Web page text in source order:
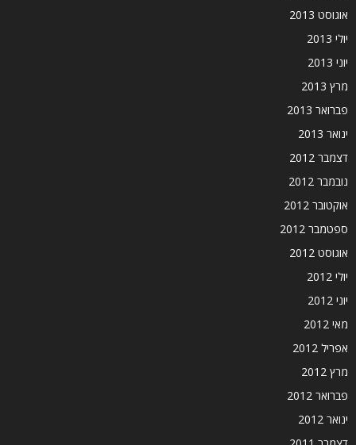
אוגוסט 2013
יולי 2013
יוני 2013
מרץ 2013
פברואר 2013
ינואר 2013
דצמבר 2012
נובמבר 2012
אוקטובר 2012
ספטמבר 2012
אוגוסט 2012
יולי 2012
יוני 2012
מאי 2012
אפריל 2012
מרץ 2012
פברואר 2012
ינואר 2012